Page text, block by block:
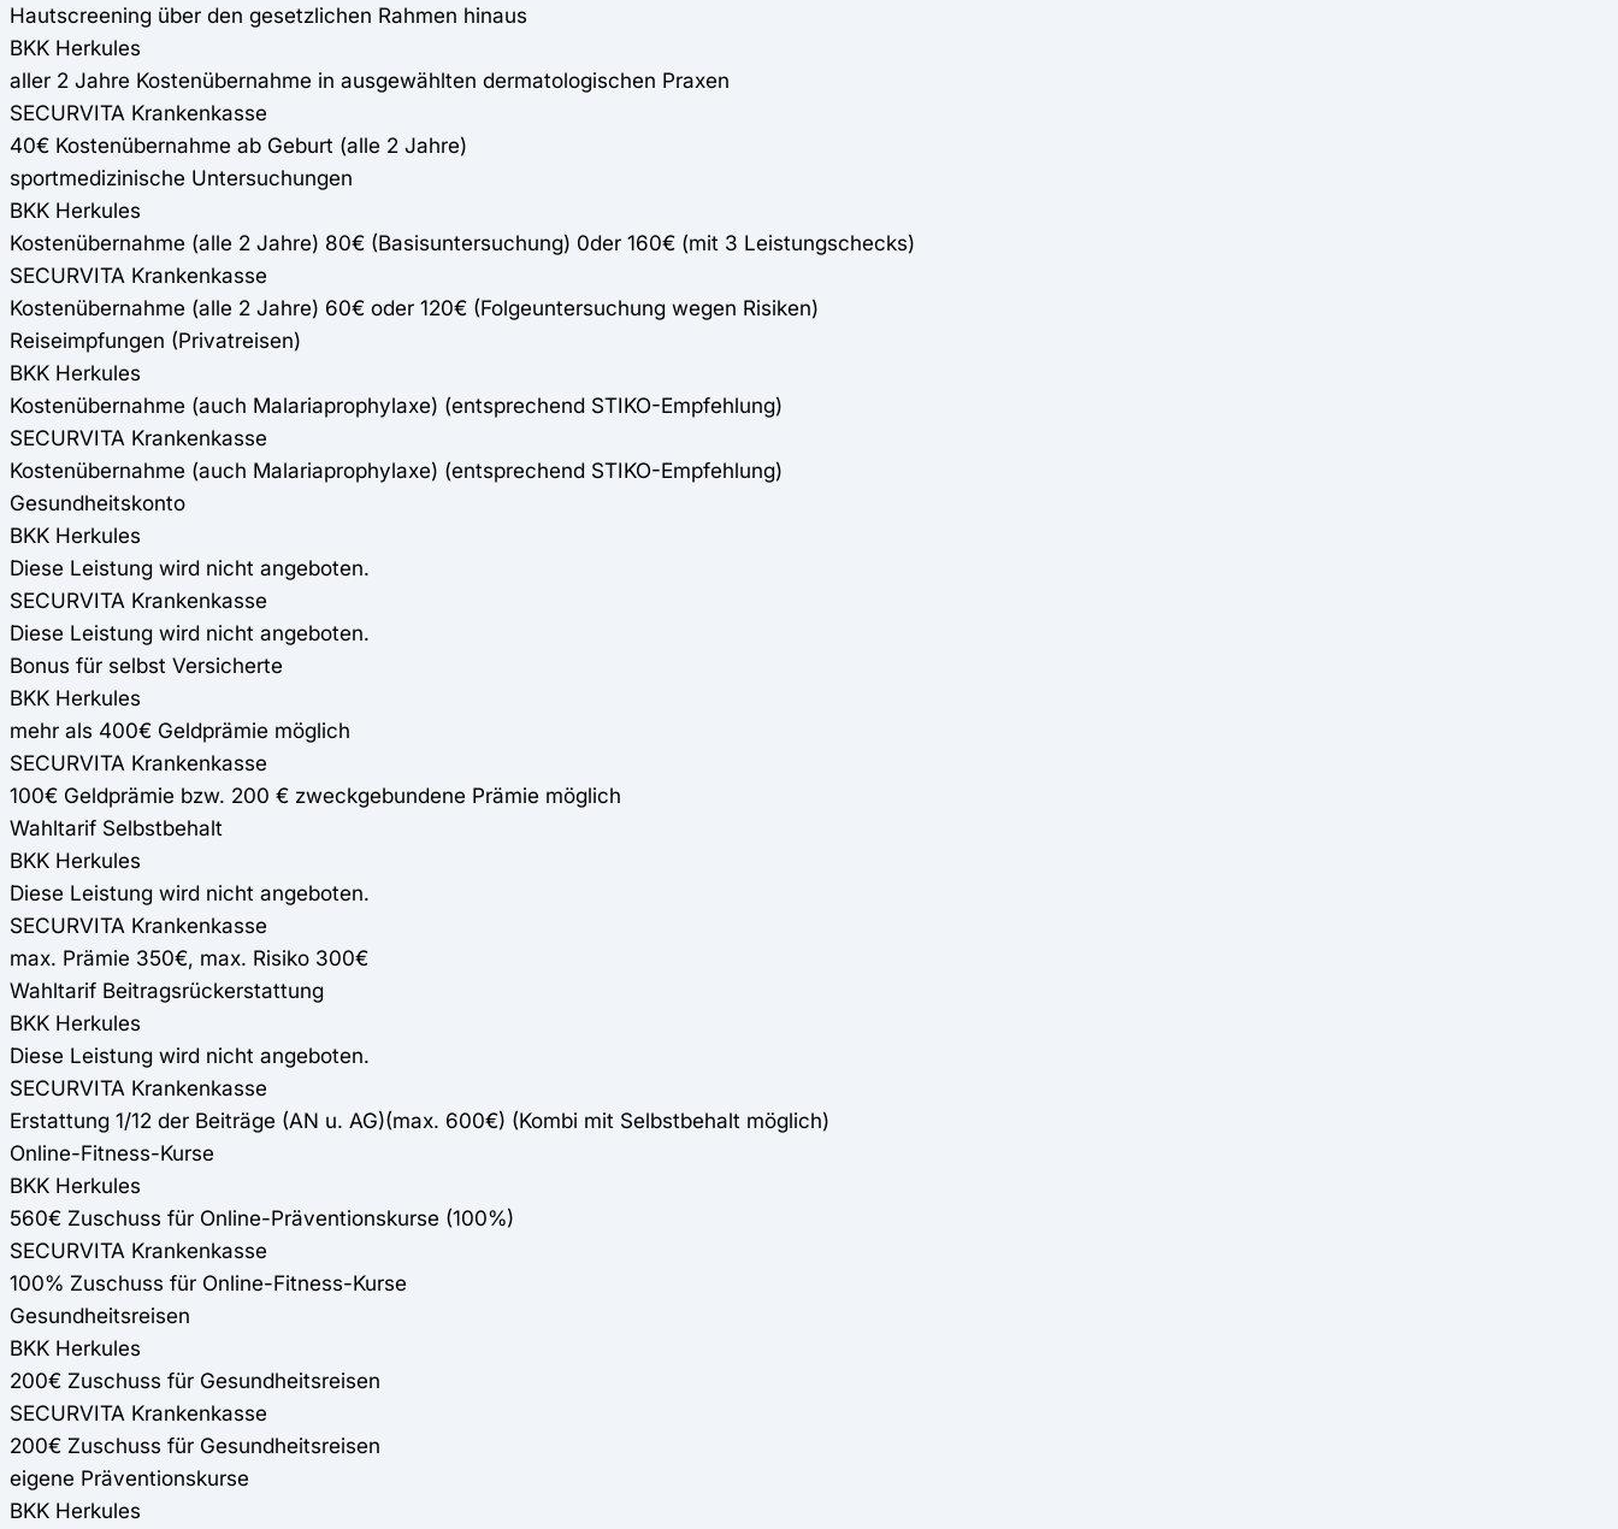
Hautscreening über den gesetzlichen Rahmen hinaus
BKK Herkules
aller 2 Jahre Kostenübernahme in ausgewählten dermatologischen Praxen
SECURVITA Krankenkasse
40€ Kostenübernahme ab Geburt (alle 2 Jahre)
sportmedizinische Untersuchungen
BKK Herkules
Kostenübernahme (alle 2 Jahre) 80€ (Basisuntersuchung) 0der 160€ (mit 3 Leistungschecks)
SECURVITA Krankenkasse
Kostenübernahme (alle 2 Jahre) 60€ oder 120€ (Folgeuntersuchung wegen Risiken)
Reiseimpfungen (Privatreisen)
BKK Herkules
Kostenübernahme (auch Malariaprophylaxe) (entsprechend STIKO-Empfehlung)
SECURVITA Krankenkasse
Kostenübernahme (auch Malariaprophylaxe) (entsprechend STIKO-Empfehlung)
Gesundheitskonto
BKK Herkules
Diese Leistung wird nicht angeboten.
SECURVITA Krankenkasse
Diese Leistung wird nicht angeboten.
Bonus für selbst Versicherte
BKK Herkules
mehr als 400€ Geldprämie möglich
SECURVITA Krankenkasse
100€ Geldprämie bzw. 200 € zweckgebundene Prämie möglich
Wahltarif Selbstbehalt
BKK Herkules
Diese Leistung wird nicht angeboten.
SECURVITA Krankenkasse
max. Prämie 350€, max. Risiko 300€
Wahltarif Beitragsrückerstattung
BKK Herkules
Diese Leistung wird nicht angeboten.
SECURVITA Krankenkasse
Erstattung 1/12 der Beiträge (AN u. AG)(max. 600€) (Kombi mit Selbstbehalt möglich)
Online-Fitness-Kurse
BKK Herkules
560€ Zuschuss für Online-Präventionskurse (100%)
SECURVITA Krankenkasse
100% Zuschuss für Online-Fitness-Kurse
Gesundheitsreisen
BKK Herkules
200€ Zuschuss für Gesundheitsreisen
SECURVITA Krankenkasse
200€ Zuschuss für Gesundheitsreisen
eigene Präventionskurse
BKK Herkules